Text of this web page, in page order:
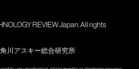
REVIEW Japan. All rights
川アスキー総合研究所